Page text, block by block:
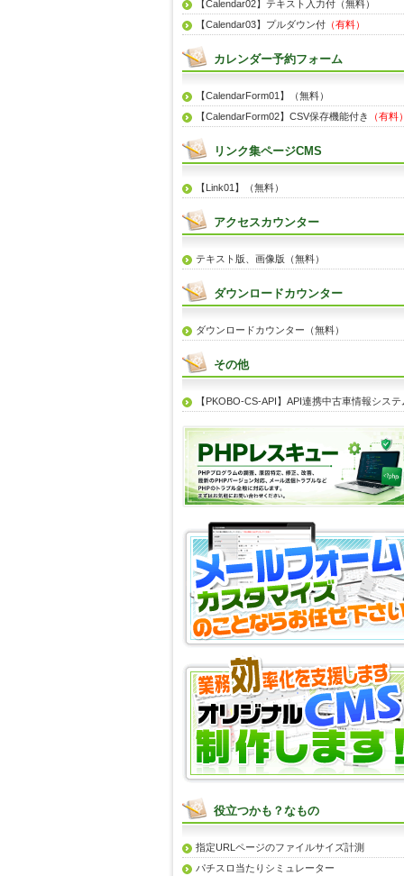
【Calendar02】テキスト入力付（無料）
【Calendar03】プルダウン付 （有料）
カレンダー予約フォーム
【CalendarForm01】（無料）
【CalendarForm02】CSV保存機能付き
（有料
リンク集ページCMS
【Link01】（無料）
アクセスカウンター
テキスト版、画像版（無料）
ダウンロードカウンター
ダウンロードカウンター（無料）
その他
【PKOBO-CS-API】API連携中古車情報システ
役立つかも？なもの
指定URLページのファイルサイズ計測
パチスロ当たりシミュレーター